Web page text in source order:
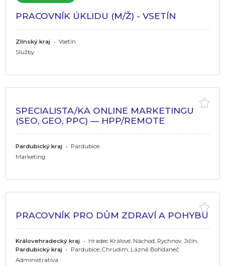
PRACOVNÍK ÚKLIDU (M/Ž) - VSETÍN
Zlínský kraj • Vsetín
Služby
SPECIALISTA/KA ONLINE MARKETINGU
(SEO, GEO, PPC) — HPP/REMOTE
Pardubický kraj • Pardubice
Marketing
PRACOVNÍK PRO DŮM ZDRAVÍ A POHYBU
Královehradecký kraj • Hradec Králové, Náchod, Rychnov, Jičín,
Pardubický kraj • Pardubice, Chrudim, Lázně Bohdaneč
Administrativa